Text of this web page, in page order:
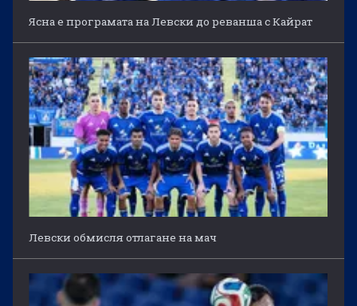
Ясна е програмата на Левски до реванша с Кайрат
Левски обмисля отлагане на мач